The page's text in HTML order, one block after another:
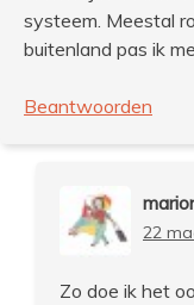
systeem. Meestal
buitenland pas ik
Beantwoorden
22
Zo doe ik het